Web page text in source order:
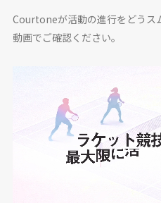
Courtoneが活動の進行をどうス
動画でご確認ください。